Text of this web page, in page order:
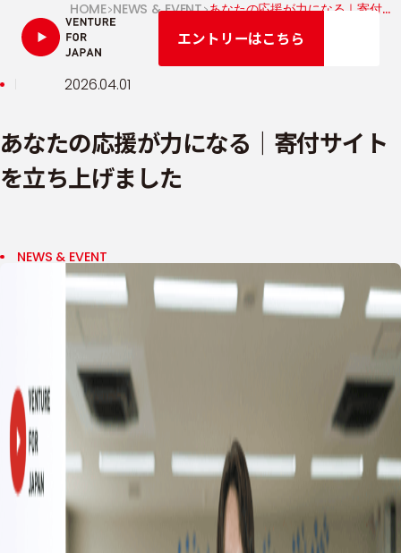
エントリーはこちら
ュ
ー
2026.04.01
あなたの応援が力になる｜寄付サイト
を立ち上げました
HOME NEWS & EVENT あなたの応援が力になる｜寄付サイトを立ち上げました
NEWS & EVENT